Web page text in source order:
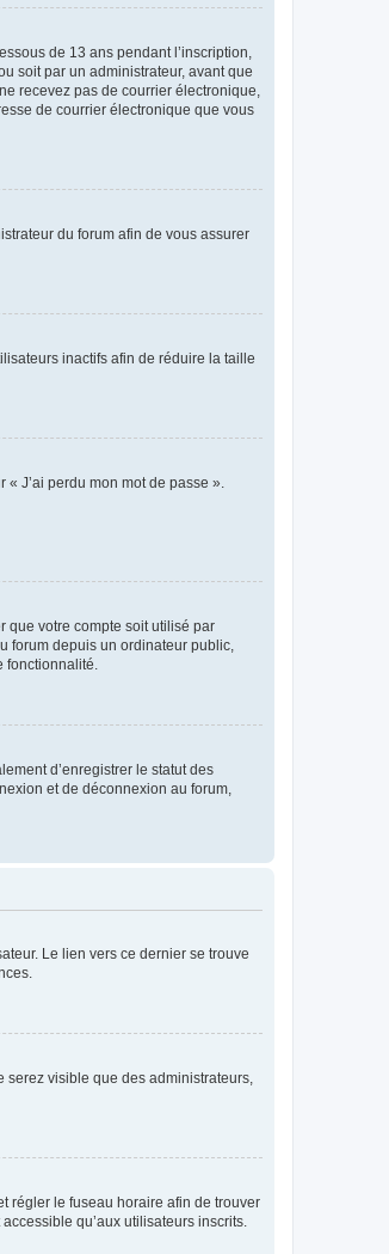
de 13 ans pendant l’inscription,
soit par un administrateur, avant que
recevez pas de courrier électronique,
de courrier électronique que vous
du forum afin de vous assurer
inactifs afin de réduire la taille
J’ai perdu mon mot de passe ».
que votre compte soit utilisé par
forum depuis un ordinateur public,
fonctionnalité.
d’enregistrer le statut des
et de déconnexion au forum,
Le lien vers ce dernier se trouve
serez visible que des administrateurs,
régler le fuseau horaire afin de trouver
qu’aux utilisateurs inscrits.